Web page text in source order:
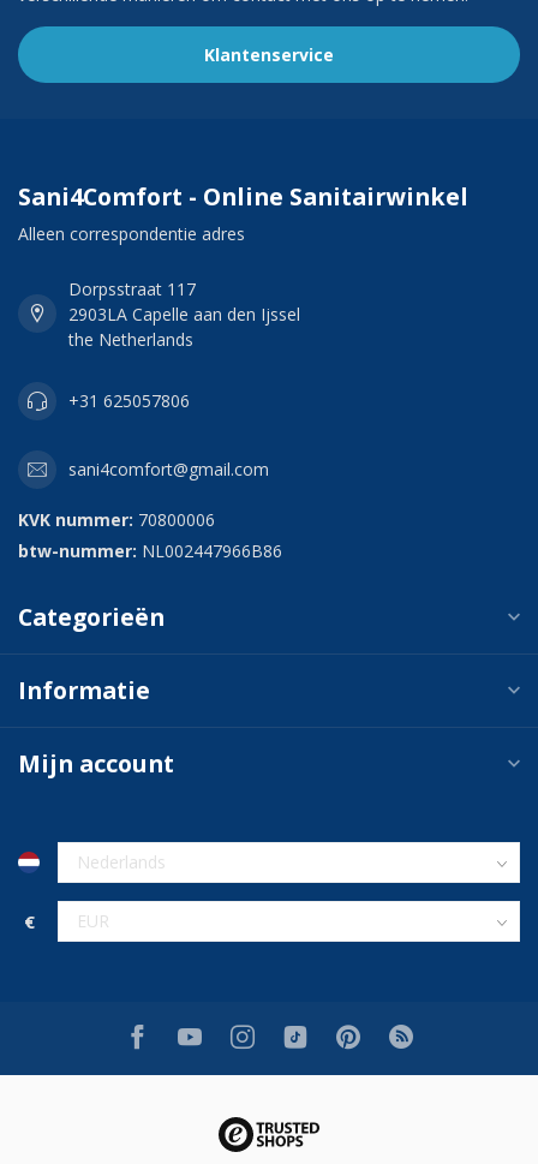
Klantenservice
Sani4Comfort - Online Sanitairwinkel
Alleen correspondentie adres
Dorpsstraat 117
2903LA Capelle aan den Ijssel
the Netherlands
+31 625057806
sani4comfort@gmail.com
KVK nummer: 70800006
btw-nummer: NL002447966B86
Categorieën
Informatie
Mijn account
€